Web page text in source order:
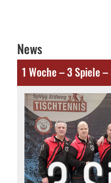
News
1 Woche – 3 Spiele –